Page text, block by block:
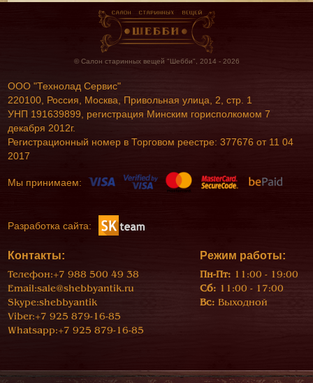
© Салон старинных вещей "Шебби", 2014 - 2026
ООО "Технолад Сервис"
220100, Россия, Москва, Привольная улица, 2, стр. 1
УНП 191639899, регистрация Минским горисполкомом 7
декабря 2012г.
Регистрационный номер в Торговом реестре: 377676 от 11 04
2017
Мы принимаем:
Разработка сайта:
Контакты:
Телефон:+7 988 500 49 38
Email:sale@shebbyantik.ru
Skype:shebbyantik
Viber:+7 925 879-16-85
Whatsapp:+7 925 879-16-85
Режим работы:
Пн-Пт: 11:00 - 19:00
Сб: 11:00 - 17:00
Вс: Выходной